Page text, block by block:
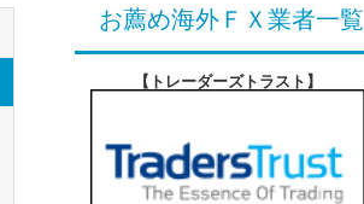
お薦め海外ＦＸ業者一覧
【トレーダーズトラスト 】